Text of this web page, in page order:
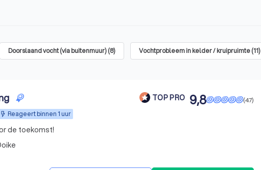
Doorslaand vocht (via buitenmuur)(8) Vochtprobleem in kelder / kruipruimte(11)
TOP PRO
Reageert binnen 1 uur
(47)
9,8
de toekomst!